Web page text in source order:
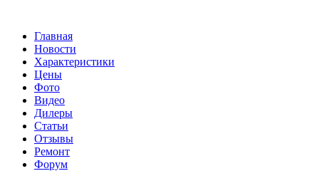
Главная
Новости
Характеристики
Цены
Фото
Видео
Дилеры
Статьи
Отзывы
Ремонт
Форум